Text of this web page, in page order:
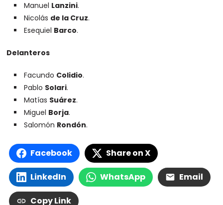
Manuel Lanzini.
Nicolás de la Cruz.
Esequiel Barco.
Delanteros
Facundo Colidio.
Pablo Solari.
Matías Suárez.
Miguel Borja.
Salomón Rondón.
Facebook Share on X
LinkedIn WhatsApp Email
Copy Link